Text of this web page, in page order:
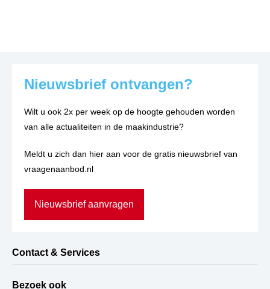
Nieuwsbrief ontvangen?
Wilt u ook 2x per week op de hoogte gehouden worden
van alle actualiteiten in de maakindustrie?
Meldt u zich dan hier aan voor de gratis nieuwsbrief van
vraagenaanbod.nl
Nieuwsbrief aanvragen
Contact & Services
Bezoek ook